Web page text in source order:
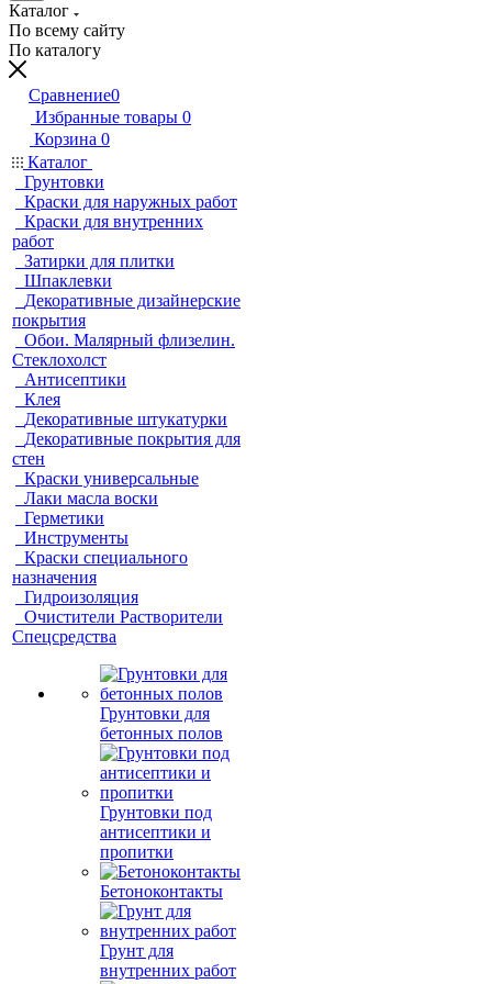
Каталог
По всему сайту
По каталогу
Сравнение0
Избранные товары 0
Корзина 0
Каталог
Грунтовки
Краски для наружных работ
Краски для внутренних
работ
Затирки для плитки
Шпаклевки
Декоративные дизайнерские
покрытия
Обои. Малярный флизелин.
Стеклохолст
Антисептики
Клея
Декоративные штукатурки
Декоративные покрытия для
стен
Краски универсальные
Лаки масла воски
Герметики
Инструменты
Краски специального
назначения
Гидроизоляция
Очистители Растворители
Спецсредства
Грунтовки для
бетонных полов
Грунтовки под
антисептики и
пропитки
Бетоноконтакты
Грунт для
внутренних работ